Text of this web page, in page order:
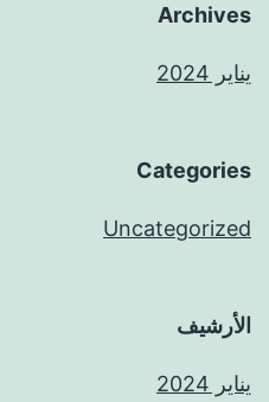
Archives
يناير 2024
Categories
Uncategorized
الأرشيف
يناير 2024